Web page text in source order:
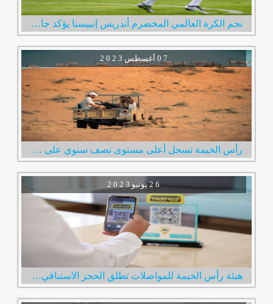
نجم الكرة العالمي المخضرم أندريس إنييستا يؤكد جاهزيته لخوض أولى مبارياته مع نادي الإمارات
2 0 2 3 0 7
رأس الخيمة تسجل أعلى مستوى نصف سنوي على الإطلاق في عدد الزوار الإمارة استقبلت 600 ألف زائر خلال النصف الأول من العام
2 0 2 3 يونيو2 6
هيئة رأس الخيمة للمواصلات تطلق الحجز الاستباقي لخدمة مركبات الأجرة عبر رمز الاستجابة السريع